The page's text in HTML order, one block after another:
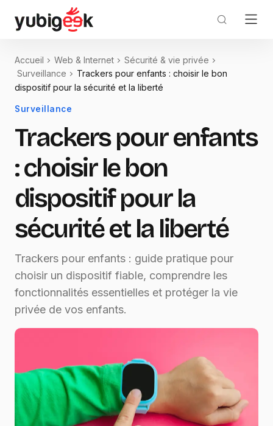
Accueil Web & Internet
Sécurité & vie privée
Surveillance
Trackers pour enfants : choisir le bon
dispositif pour la sécurité et la liberté
Surveillance
Trackers pour enfants
: choisir le bon
dispositif pour la
sécurité et la liberté
Trackers pour enfants : guide pratique pour
choisir un dispositif fiable, comprendre les
fonctionnalités essentielles et protéger la vie
privée de vos enfants.